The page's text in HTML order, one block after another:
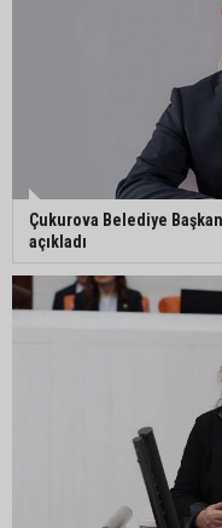
Çukurova Belediye
açıkladı